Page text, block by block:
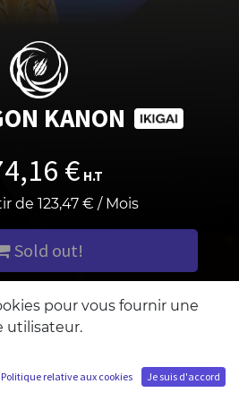
KANON
€ H.T
de 123,47€ / Mois
Sold out!
à la liste d'attente
pour vous fournir une
utilisateur.
Politique relative aux cookies Je suis d'accord